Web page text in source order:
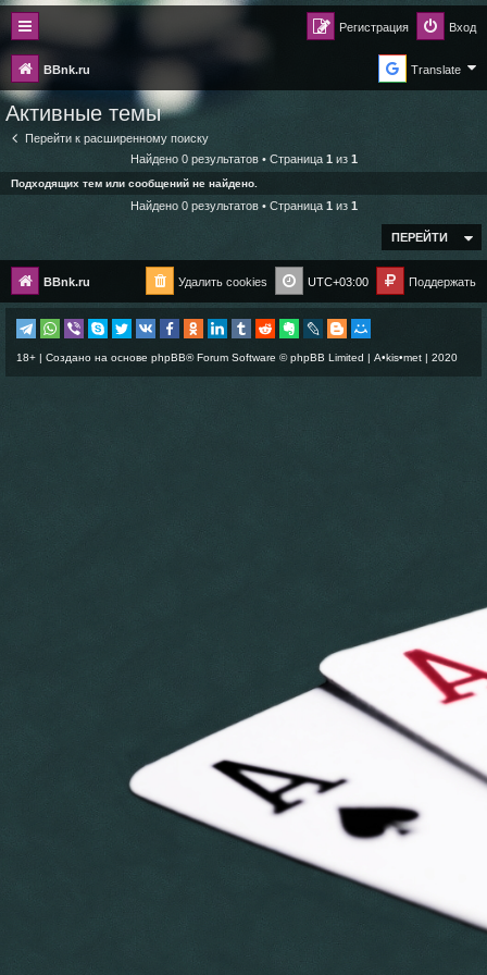
Вход
Регистрация
BBnk.ru Translate
Активные темы
Перейти к расширенному поиску
Найдено 0 результатов • Страница 1 из 1
Подходящих тем или сообщений не найдено.
Найдено 0 результатов • Страница 1 из 1
ПЕРЕЙТИ
BBnk.ru Поддержать
UTC+03:00
Удалить cookies
18+ | Создано на основе phpBB® Forum Software © phpBB Limited | A•kis•met | 2020